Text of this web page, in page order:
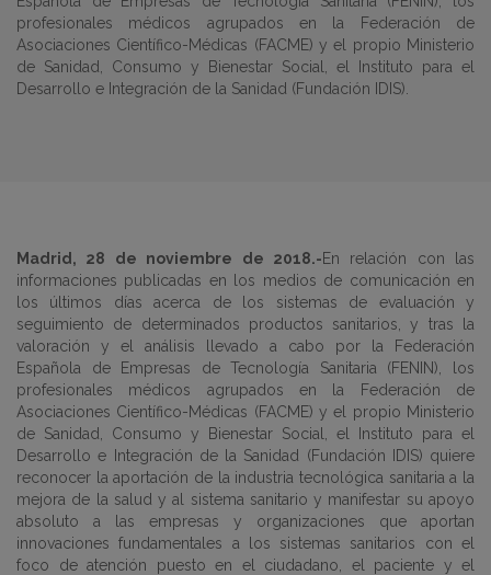
profesionales médicos agrupados en la Federación de
Asociaciones Científico-Médicas (FACME) y el propio Ministerio
de Sanidad, Consumo y Bienestar Social, el Instituto para el
Desarrollo e Integración de la Sanidad (Fundación IDIS).
Madrid, 28 de noviembre de 2018.-En relación con las
informaciones publicadas en los medios de comunicación en
los últimos días acerca de los sistemas de evaluación y
seguimiento de determinados productos sanitarios, y tras la
valoración y el análisis llevado a cabo por la Federación
Española de Empresas de Tecnología Sanitaria (FENIN), los
profesionales médicos agrupados en la Federación de
Asociaciones Científico-Médicas (FACME) y el propio Ministerio
de Sanidad, Consumo y Bienestar Social, el Instituto para el
Desarrollo e Integración de la Sanidad (Fundación IDIS) quiere
reconocer la aportación de la industria tecnológica sanitaria a la
mejora de la salud y al sistema sanitario y manifestar su apoyo
absoluto a las empresas y organizaciones que aportan
innovaciones fundamentales a los sistemas sanitarios con el
foco de atención puesto en el ciudadano, el paciente y el